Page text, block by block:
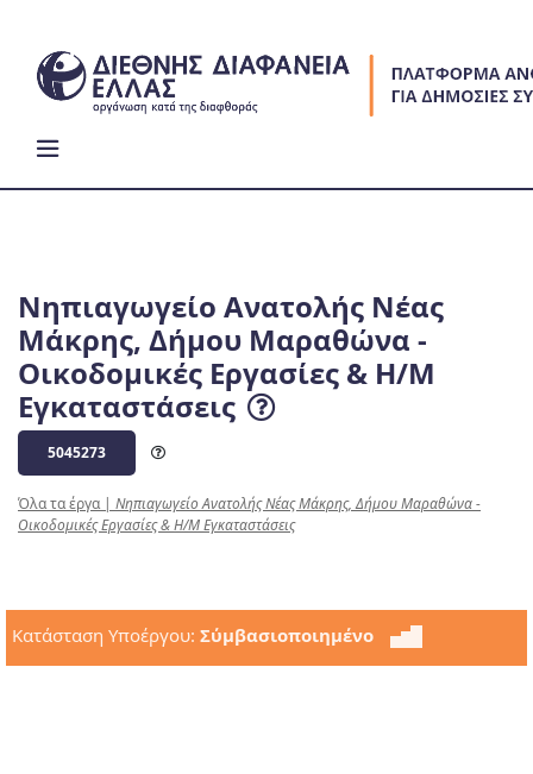
content
Νηπιαγωγείο Ανατολής Νέας
Μάκρης, Δήμου Μαραθώνα -
Οικοδομικές Εργασίες & Η/Μ
Εγκαταστάσεις
5045273
Όλα τα έργα| Νηπιαγωγείο Ανατολής Νέας Μάκρης, Δήμου Μαραθώνα -
Οικοδομικές Εργασίες & Η/Μ Εγκαταστάσεις
Κατάσταση Υποέργου: Σύμβασιοποιημένο